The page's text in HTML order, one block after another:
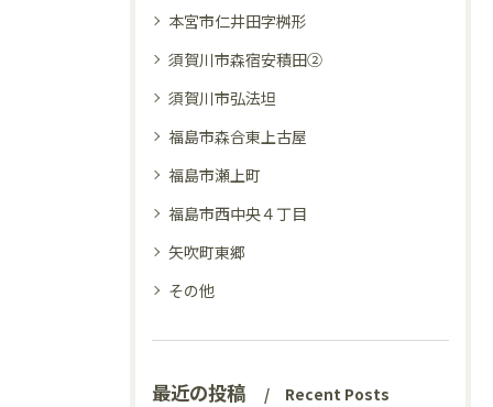
本宮市仁井田字桝形
須賀川市森宿安積田②
須賀川市弘法坦
福島市森合東上古屋
福島市瀬上町
福島市西中央４丁目
矢吹町東郷
その他
最近の投稿 Recent Posts